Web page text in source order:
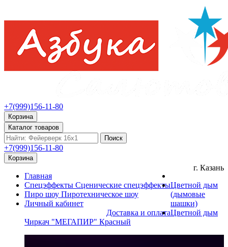
+7(999)156-11-80
Корзина
Каталог товаров
Поиск
+7(999)156-11-80
Корзина
Главная
Спецэффекты Сценические спецэффекты
Пиро шоу Пиротехническое шоу
Личный кабинет
Доставка и оплата
г. Казань
Цветной дым
(дымовые
шашки)
Цветной дым
Чиркач "МЕГАПИР" Красный